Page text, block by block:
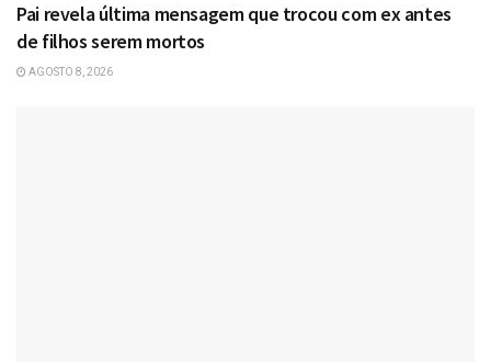
Pai revela última mensagem que trocou com ex antes
de filhos serem mortos
AGOSTO 8, 2026